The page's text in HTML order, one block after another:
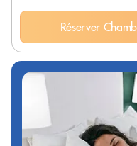
Réserver